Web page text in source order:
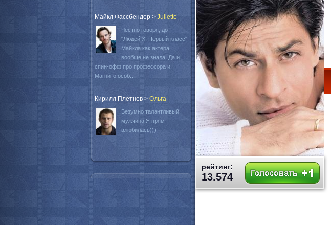
рейтинг:
13.574
Майкл Фассбендер > Juliette
Честно говоря, до
"Людей Х: Первый класс"
Майкла как актера
вообще не знала. Да и
спин-офф про профессора и
Магнито особ...
Кирилл Плетнев > Oльга
Безумно талантливый
мужчина.Я прям
влюбилась)))